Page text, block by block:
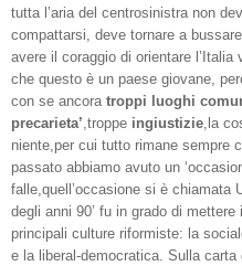
tutta l’aria del centrosinistra non
compattarsi, deve tornare a
avere il coraggio di orientare
che questo è un paese giovane,
con se ancora troppi luoghi
precarieta’,troppe ingiustizie,la
niente,per cui tutto rimane sempre
passato abbiamo avuto un
falle,quell’occasione si è chiamata
degli anni 90’ fu in grado di
principali culture riformiste: la
e la liberal-democratica. Sulla